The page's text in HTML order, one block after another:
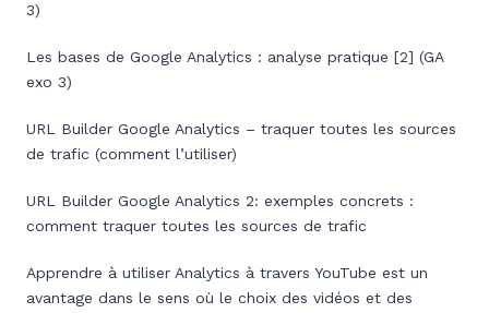
3)
Les bases de Google Analytics : analyse pratique [2] (GA
exo 3)
URL Builder Google Analytics – traquer toutes les sources
de trafic (comment l’utiliser)
URL Builder Google Analytics 2: exemples concrets :
comment traquer toutes les sources de trafic
Apprendre à utiliser Analytics à travers YouTube est un
avantage dans le sens où le choix des vidéos et des